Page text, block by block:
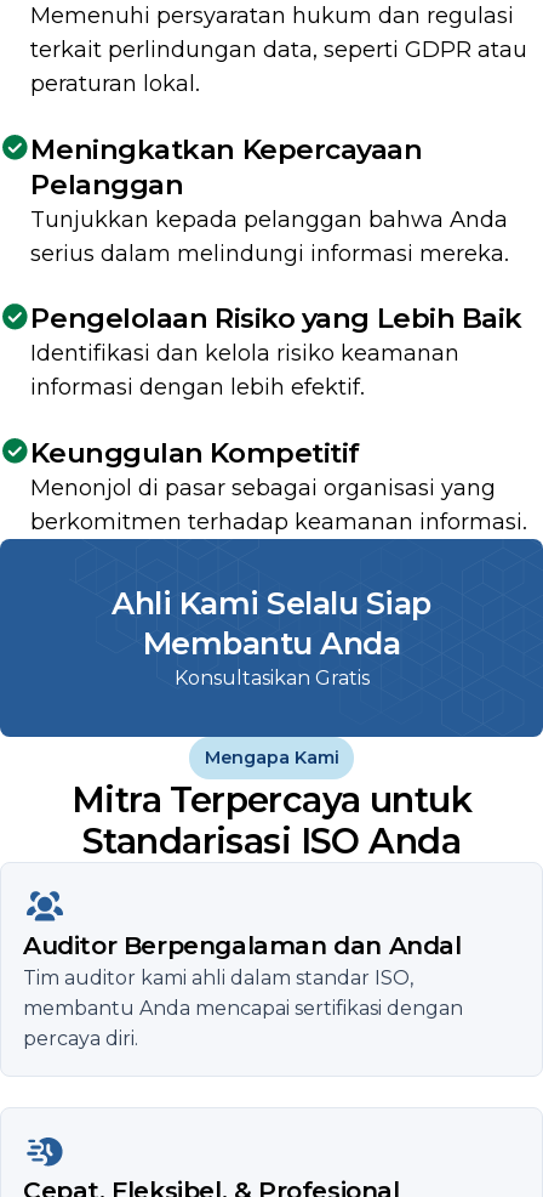
Memenuhi persyaratan hukum dan regulasi
terkait perlindungan data, seperti GDPR atau
peraturan lokal.
Meningkatkan Kepercayaan
Pelanggan
Tunjukkan kepada pelanggan bahwa Anda
serius dalam melindungi informasi mereka.
Pengelolaan Risiko yang Lebih Baik
Identifikasi dan kelola risiko keamanan
informasi dengan lebih efektif.
Keunggulan Kompetitif
Menonjol di pasar sebagai organisasi yang
berkomitmen terhadap keamanan informasi.
Ahli Kami Selalu Siap
Membantu Anda
Konsultasikan Gratis
Mengapa Kami
Mitra Terpercaya untuk
Standarisasi ISO Anda
Auditor Berpengalaman dan Andal
Tim auditor kami ahli dalam standar ISO,
membantu Anda mencapai sertifikasi dengan
percaya diri.
Cepat, Fleksibel, & Profesional